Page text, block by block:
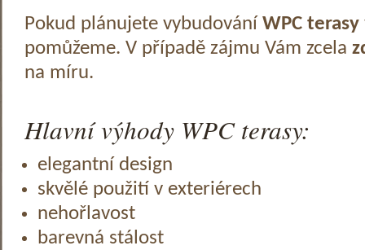
Pokud plánujete vybudování WPC terasy
pomůžeme. V případě zájmu Vám zcela
na míru.
Hlavní výhody WPC terasy:
elegantní design
skvělé použití v exteriérech
nehořlavost
barevná stálost